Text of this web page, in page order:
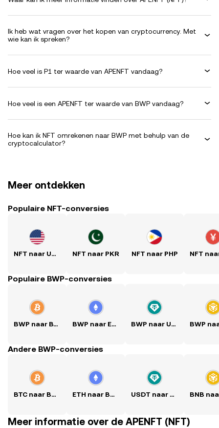
Ik heb wat vragen over het kopen van cryptocurrency. Met
wie kan ik spreken?
Hoe veel is P1 ter waarde van APENFT vandaag?
Hoe veel is een APENFT ter waarde van BWP vandaag?
Hoe kan ik NFT omrekenen naar BWP met behulp van de
cryptocalculator?
Meer ontdekken
Populaire NFT-conversies
NFT naar USD NFT naar PKR NFT naar PHP
Populaire BWP-conversies
BWP naar BTC BWP naar ETH BWP naar USDT
Andere BWP-conversies
BTC naar BWP ETH naar BWP USDT naar BWP
Meer informatie over de APENFT (NFT)